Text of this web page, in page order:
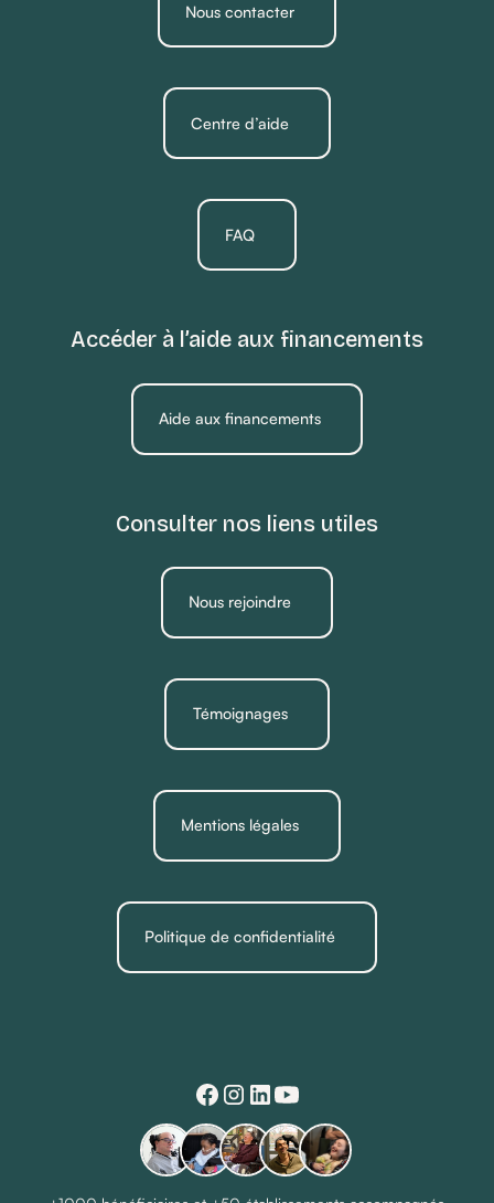
Nous contacter
Centre d’aide
FAQ
Accéder à l’aide aux financements
Aide aux financements
Consulter nos liens utiles
Nous rejoindre
Témoignages
Mentions légales
Politique de confidentialité